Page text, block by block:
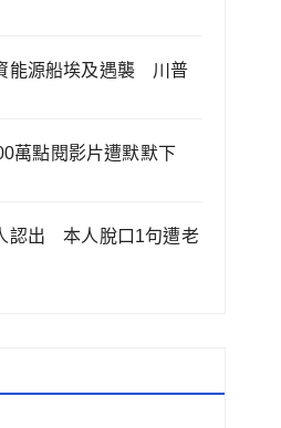
能源船埃及遇襲 川普
萬點閱影片遭默默下
認出 本人脫口1句遭老